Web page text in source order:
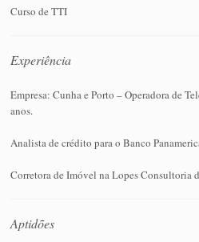
Curso de TTI
Experiência
Empresa: Cunha e Porto – Operadora de
anos.
Analista de crédito para o Banco
Corretora de Imóvel na Lopes Consultoria
Aptidões